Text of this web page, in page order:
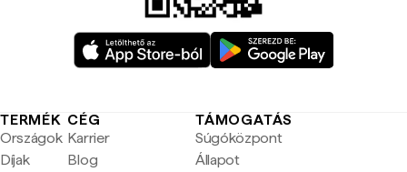
TERMÉK
Országok
Díjak
CÉG
Karrier
Blog
TÁMOGATÁS
Súgóközpont
Állapot